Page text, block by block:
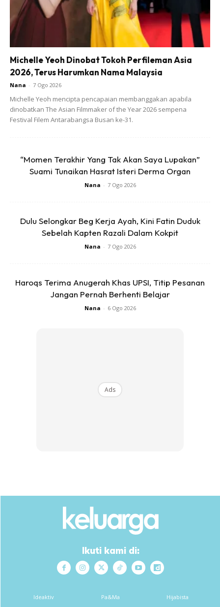
berpuluh-puluh sudu, cawan dan pinggan untuk diletakkan
sesaja dalam sinki.
Anda mungkin berminat dengan
Michelle Yeoh Dinobat Tokoh Perfileman Asia
2026, Terus Harumkan Nama Malaysia
Nana - 7 Ogo 2026
Michelle Yeoh mencipta pencapaian membanggakan apabila
dinobatkan The Asian Filmmaker of the Year 2026 sempena
Festival Filem Antarabangsa Busan ke-31.
“Momen Terakhir Yang Tak Akan Saya Lupakan”
Suami Tunaikan Hasrat Isteri Derma Organ
Nana - 7 Ogo 2026
Dulu Selongkar Beg Kerja Ayah, Kini Fatin Duduk
Sebelah Kapten Razali Dalam Kokpit
Nana - 7 Ogo 2026
Haroqs Terima Anugerah Khas UPSI, Titip Pesanan
Jangan Pernah Berhenti Belajar
Nana - 6 Ogo 2026
Ads
Ikuti kami di:
Ideaktiv Pa&Ma Hijabista